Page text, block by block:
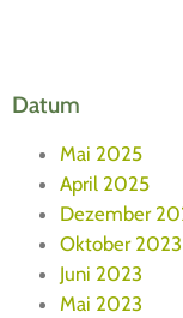
Datum
Mai 2025
April 2025
Dezember
Oktober 2023
Juni 2023
Mai 2023